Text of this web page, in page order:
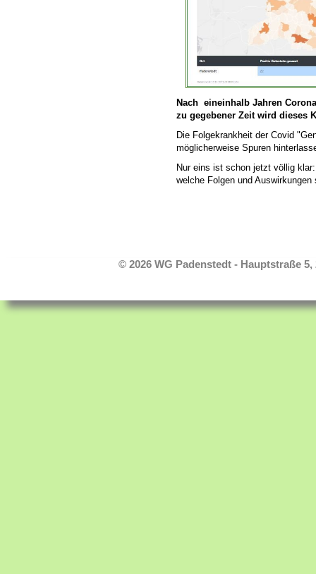
Nach eineinhalb Jahren
zu gegebener Zeit wird dieses
Die Folgekrankheit der Covid
möglicherweise Spuren
Nur eins ist schon jetzt völlig
welche Folgen und
© 2026 WG Padenstedt - Hauptstraße